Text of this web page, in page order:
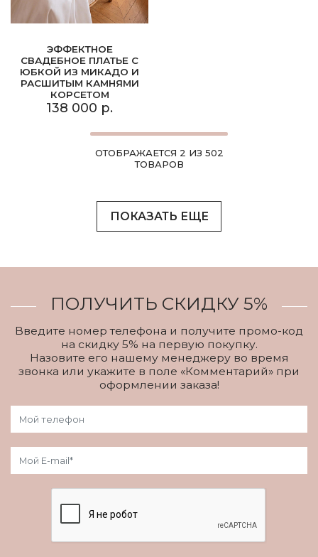
ЭФФЕКТНОЕ
СВАДЕБНОЕ ПЛАТЬЕ С
ЮБКОЙ ИЗ МИКАДО И
РАСШИТЫМ КАМНЯМИ
КОРСЕТОМ
138 000 р.
ОТОБРАЖАЕТСЯ 2 ИЗ 502
ТОВАРОВ
ПОКАЗАТЬ ЕЩЕ
ПОЛУЧИТЬ СКИДКУ 5%
Введите номер телефона и получите промо-код
на скидку 5% на первую покупку.
Назовите его нашему менеджеру во время
звонка или укажите в поле «Комментарий» при
оформлении заказа!